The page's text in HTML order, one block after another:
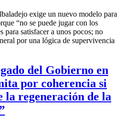
exige un nuevo modelo para
“no se puede jugar con los
para satisfacer a unos pocos; no
por una lógica de supervivencia
del Gobierno en
por coherencia si
la regeneración de la